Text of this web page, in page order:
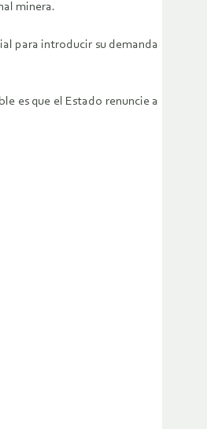
minera.
para introducir su demanda
es que el Estado renuncie a